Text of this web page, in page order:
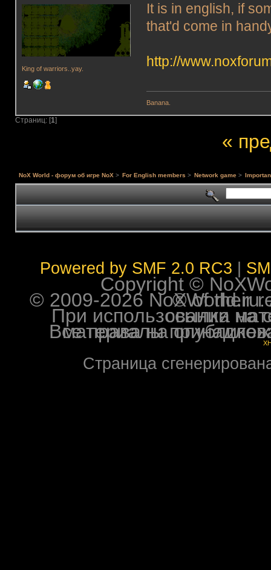
King of warriors..yay.
It is in english, if
that'd come in
http://
Banana.
Страниц: [1]
«
NoX World - форум об игре NoX > For English members > Network game >
Powered by SMF 2.0 RC3
Copyright ©
© 2009-2026 NoXWorld.ru. All
При использовании
Все права на опубликованные на форуме
Страница